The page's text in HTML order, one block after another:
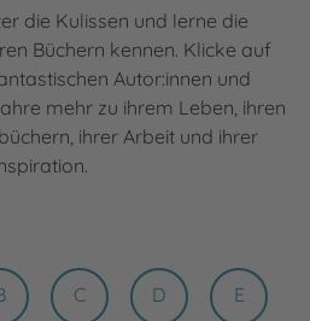
die Kulissen und lerne die
Büchern kennen. Klicke auf
Autor:innen und
mehr zu ihrem Leben, ihren
ihrer Arbeit und ihrer
C D E